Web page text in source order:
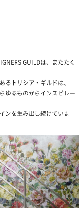
GUILDは、またたく
トリシア・ギルドは、
ゆるものからインスピレー
ンを生み出し続けていま